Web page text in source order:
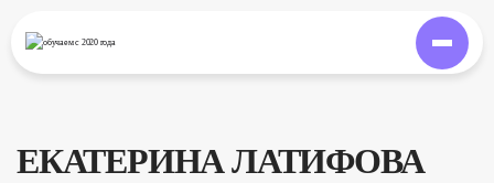
обучаемс 2020 года
ЕКАТЕРИНА ЛАТИФОВА